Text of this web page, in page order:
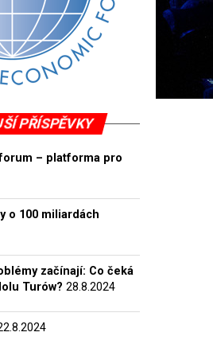
PŘÍSPĚVKY
– platforma pro
o 100 miliardách
začínají: Co čeká
Turów? 28.8.2024